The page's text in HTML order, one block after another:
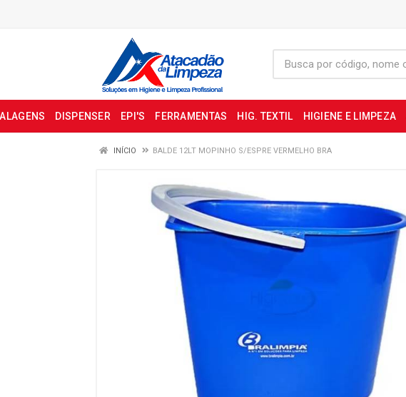
DISPENSER EPI'S FERRAMENTAS HIG. TEXTIL HIGIENE E LIMPEZA
INÍCIO BALDE 12LT MOPINHO S/ESPRE VERMELHO BRA